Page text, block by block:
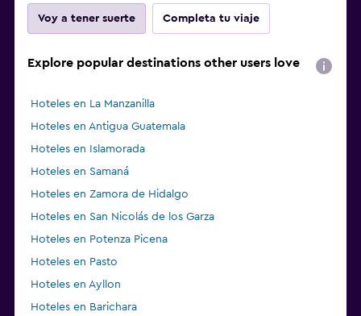
Voy a tener suerte Completa tu viaje
Explore popular destinations other users love
Hoteles en La Manzanilla
Hoteles en Antigua Guatemala
Hoteles en Islamorada
Hoteles en Samaná
Hoteles en Zamora de Hidalgo
Hoteles en San Nicolás de los Garza
Hoteles en Potenza Picena
Hoteles en Pasto
Hoteles en Ayllon
Hoteles en Barichara